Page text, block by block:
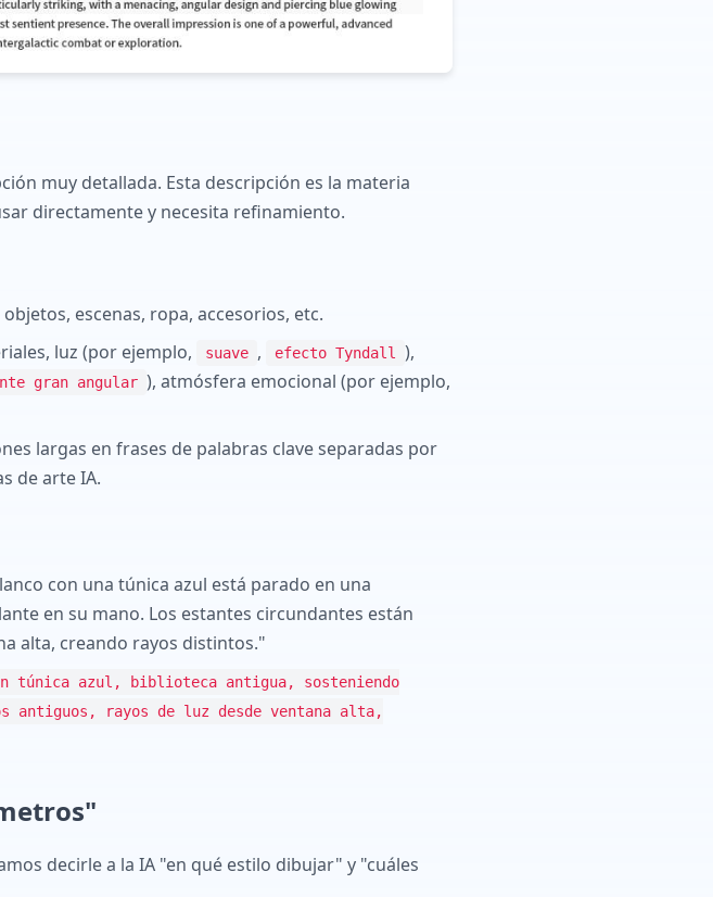
muy detallada. Esta descripción es la materia
directamente y necesita refinamiento.
escenas, ropa, accesorios, etc.
luz (por ejemplo, suave , efecto Tyndall
),
gran angular ), atmósfera emocional (por ejemplo,
largas en frases de palabras clave separadas por
de arte IA.
con una túnica azul está parado en una
en su mano. Los estantes circundantes están
alta, creando rayos distintos."
túnica azul, biblioteca antigua, sosteniendo
rayos de luz desde ventana alta,
decirle a la IA "en qué estilo dibujar" y "cuáles